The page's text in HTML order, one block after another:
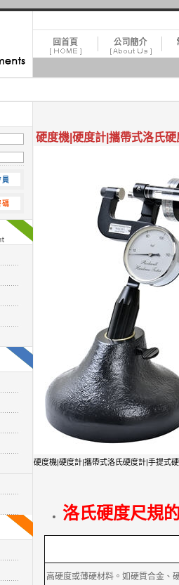
硬度機|硬度計|攜帶式洛氏
硬度機|硬度計|攜帶式洛氏硬度計|手提式
洛氏硬度尺規
高硬度或薄硬材料。如硬質合金、